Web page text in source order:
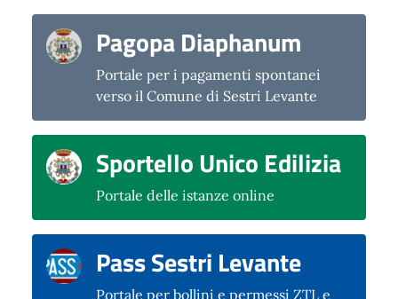
Pagopa Diaphanum
Portale per i pagamenti spontanei
verso il Comune di Sestri Levante
Sportello Unico Edilizia
Portale delle istanze online
Pass Sestri Levante
Portale per bollini e permessi ZTL e